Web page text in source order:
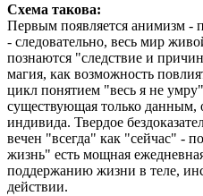
Схема такова:
Первым появляется анимизм -
- следовательно, весь мир
познаются "следствие и
магия, как возможность
цикл понятием "весь я не
существующая только данным,
индивида. Твердое
вечен "всегда" как "сейчас" -
жизнь" есть мощная
поддержанию жизни в теле,
действии.